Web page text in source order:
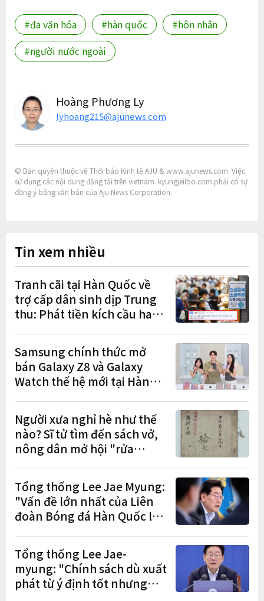
#đa văn hóa #hàn quốc
#hôn nhân
#người nước ngoài
Hoàng Phương Ly
lyhoang215@ajunews.com
© Bản quyền thuộc về Thời báo Kinh tế AJU & www.ajunews.com: Việc
sử dụng các nội dung đăng tải trên vietnam. kyungjeilbo.com phải có sự
đồng ý bằng văn bản của Aju News Corporation.
Tin xem nhiều
Tranh cãi tại Hàn Quốc về
trợ cấp dân sinh dịp Trung
thu: Phát tiền kích cầu hay
Samsung chính thức mở
bán Galaxy Z8 và Galaxy
Watch thế hệ mới tại Hàn
đơn đặt trước
Người xưa nghỉ hè như thế
nào? Sĩ tử tìm đến sách vở,
nông dân mở hội "rửa
Tổng thống Lee Jae Myung:
"Vấn đề lớn nhất của Liên
đoàn Bóng đá Hàn Quốc là
trạng nắm quyền quá lâu"
Tổng thống Lee Jae-
myung: "Chính sách dù xuất
phát từ ý định tốt nhưng